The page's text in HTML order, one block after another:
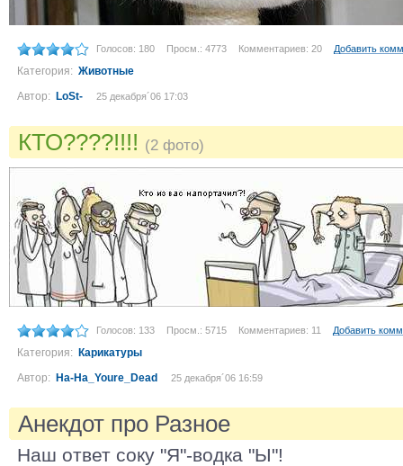
Голосов: 180 Просм.: 4773 Комментариев: 20 Добавить
Категория: Животные
Автор: LoSt- 25 декабря´06 17:03
КТО????!!!! (2 фото)
Голосов: 133 Просм.: 5715 Комментариев: 11 Добавить
Категория: Карикатуры
Автор: Ha-Ha_Youre_Dead 25 декабря´06 16:59
Анекдот про Разное
Наш ответ соку "Я"-водка "Ы"!